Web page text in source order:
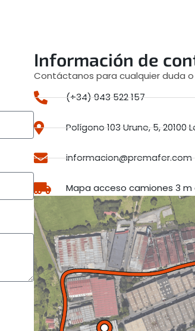
Información de
Contáctanos para cualquier duda
(+34) 943 522 157
Polígono 103 Urune, 5, 20100
informacion@premafer.com
Mapa acceso camiones 3 m